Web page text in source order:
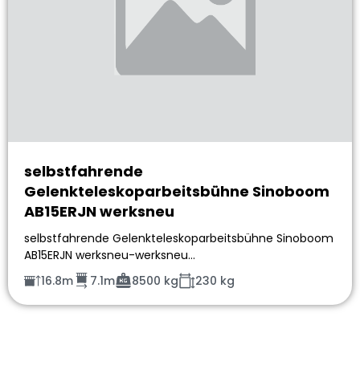
selbstfahrende
Gelenkteleskoparbeitsbühne Sinoboom
AB15ERJN werksneu
selbstfahrende Gelenkteleskoparbeitsbühne Sinoboom
AB15ERJN werksneu-werksneu…
16.8m
7.1m 8500 kg 230 kg